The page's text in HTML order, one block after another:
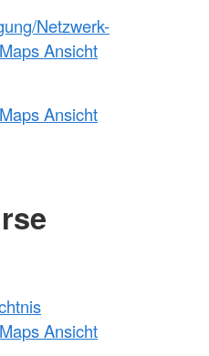
Netzwerk-
Ansicht
Ansicht
Ansicht